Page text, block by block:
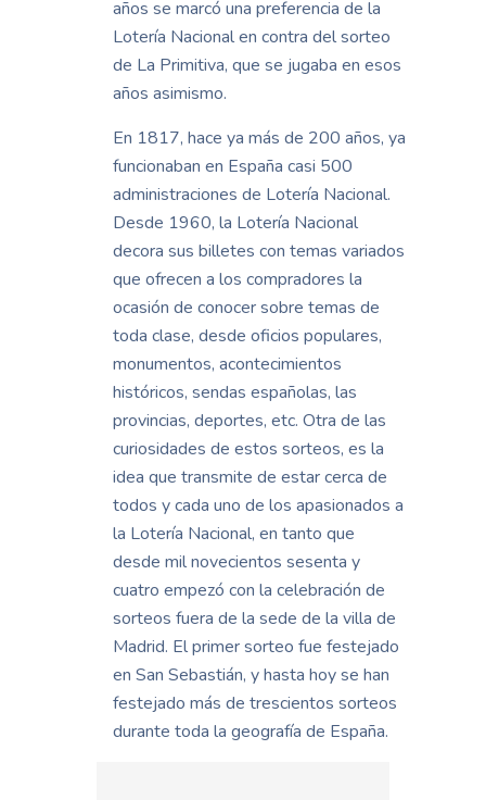
años se marcó una preferencia de la
Lotería Nacional en contra del sorteo
de La Primitiva, que se jugaba en esos
años asimismo.
En 1817, hace ya más de 200 años, ya
funcionaban en España casi 500
administraciones de Lotería Nacional.
Desde 1960, la Lotería Nacional
decora sus billetes con temas variados
que ofrecen a los compradores la
ocasión de conocer sobre temas de
toda clase, desde oficios populares,
monumentos, acontecimientos
históricos, sendas españolas, las
provincias, deportes, etc. Otra de las
curiosidades de estos sorteos, es la
idea que transmite de estar cerca de
todos y cada uno de los apasionados a
la Lotería Nacional, en tanto que
desde mil novecientos sesenta y
cuatro empezó con la celebración de
sorteos fuera de la sede de la villa de
Madrid. El primer sorteo fue festejado
en San Sebastián, y hasta hoy se han
festejado más de trescientos sorteos
durante toda la geografía de España.